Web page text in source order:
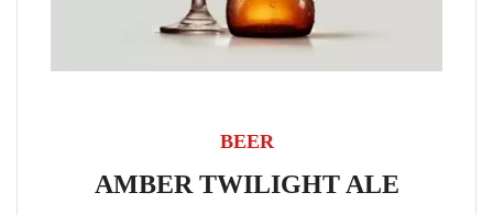
BEER
AMBER TWILIGHT ALE